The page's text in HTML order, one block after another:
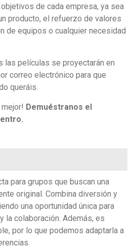
de cada empresa, ya sea
producto, el refuerzo de valores
de equipos o cualquier necesidad
las películas se proyectarán en
correo electrónico para que
queráis.
Demuéstranos el
para grupos que buscan una
original. Combina diversión y
una oportunidad única para
la colaboración. Además, es
por lo que podemos adaptarla a